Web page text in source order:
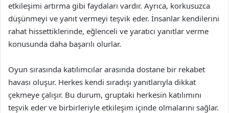
etkileşimi artırma gibi faydaları vardır. Ayrıca, korkusuzca
düşünmeyi ve yanıt vermeyi teşvik eder. İnsanlar kendilerini
rahat hissettiklerinde, eğlenceli ve yaratıcı yanıtlar verme
konusunda daha başarılı olurlar.
Oyun sırasında katılımcılar arasında dostane bir rekabet
havası oluşur. Herkes kendi sıradışı yanıtlarıyla dikkat
çekmeye çalışır. Bu durum, gruptaki herkesin katılımını
teşvik eder ve birbirleriyle etkileşim içinde olmalarını sağlar.